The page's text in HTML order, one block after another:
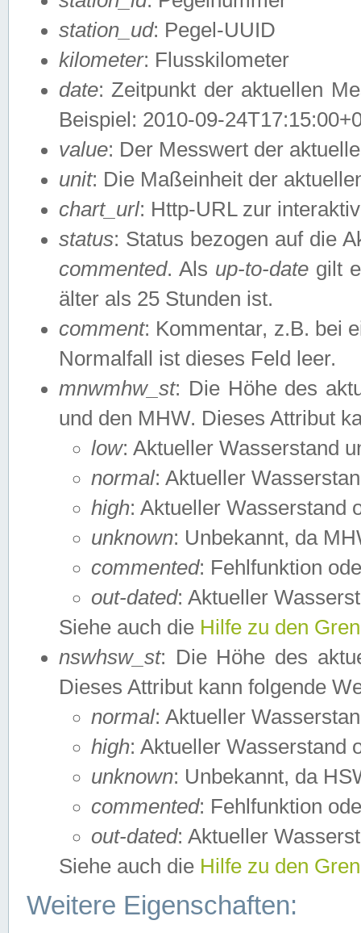
station_ud: Pegel-UUID
kilometer: Flusskilometer
date: Zeitpunkt der aktuellen
Beispiel: 2010-09-
value: Der Messwert der
unit: Die Maßeinheit der
chart_url: Http-URL zur
status: Status bezogen auf die
commented. Als up-to-date gilt
älter als 25 Stunden ist.
comment: Kommentar, z.B. bei
Normalfall ist dieses Feld leer.
mnwmhw_st: Die Höhe des
und den MHW. Dieses Attribut
low: Aktueller Wasserstand
normal: Aktueller
high: Aktueller Wasserstand
unknown: Unbekannt, da
commented: Fehlfunktion
out-dated: Aktueller
Siehe auch die Hilfe zu den
nswhsw_st: Die Höhe des
Dieses Attribut kann folgende
normal: Aktueller
high: Aktueller Wasserstand
unknown: Unbekannt, da
commented: Fehlfunktion
out-dated: Aktueller
Siehe auch die Hilfe zu den
Weitere Eigenschaften: